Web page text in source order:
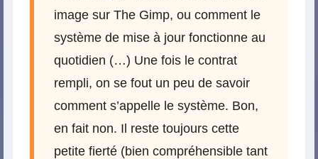
image sur The Gimp, ou comment le
système de mise à jour fonctionne au
quotidien (…) Une fois le contrat
rempli, on se fout un peu de savoir
comment s’appelle le système. Bon,
en fait non. Il reste toujours cette
petite fierté (bien compréhensible tant